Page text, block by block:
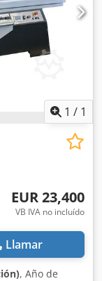
7000-8000
mm Motor de
de transporte:
Lituania)
1 / 1
EUR 23,400
VB IVA no incluído
Llamar
, Año de